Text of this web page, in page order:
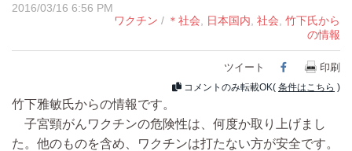
2016/03/16 6:56 PM
ワクチン / ＊社会 日本国内 社会 竹下氏から
の情報
ツイート Facebook
印刷
コメントのみ転載OK( 条件はこちら )
竹下雅敏氏からの情報です。
子宮頸がんワクチンの危険性は、何度か取り上げまし
た。他のものを含め、ワクチンは打たない方が安全です。